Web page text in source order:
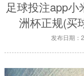
足球投注app
洲杯正规(买
发布日期